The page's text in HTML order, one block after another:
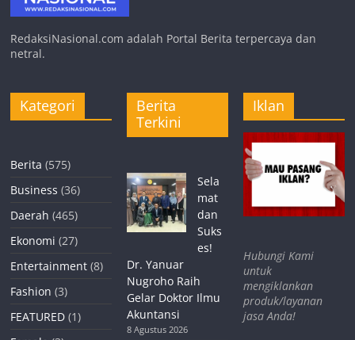
RedaksiNasional.com adalah Portal Berita terpercaya dan
netral.
Kategori
Berita (575)
Business (36)
Daerah (465)
Ekonomi (27)
Entertainment (8)
Fashion (3)
FEATURED (1)
Berita
Terkini
Sela
mat
dan
Suks
es!
Dr. Yanuar
Nugroho Raih
Gelar Doktor Ilmu
Akuntansi
8 Agustus 2026
Iklan
Hubungi Kami
untuk
mengiklankan
produk/layanan
jasa Anda!